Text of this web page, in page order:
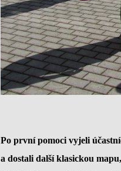
Po první pomoci vyjeli
a dostali další klasickou